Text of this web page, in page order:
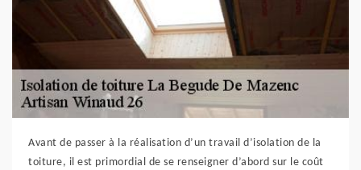
Avant de passer à la réalisation d’un travail d’isolation de la
toiture, il est primordial de se renseigner d’abord sur le coût